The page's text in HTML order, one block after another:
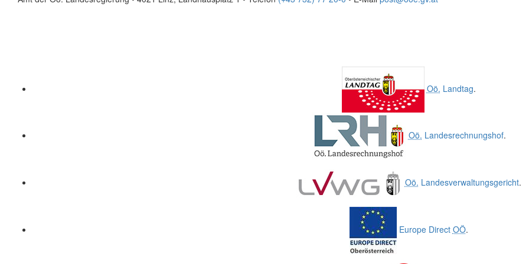
Oö. Landtag.
Oö. Landesrechnungshof.
Oö. Landesverwaltungsgericht.
Europe Direct OÖ.